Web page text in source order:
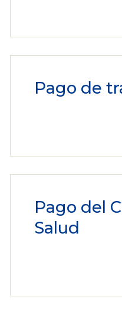
Pago de
Pago del
Salud